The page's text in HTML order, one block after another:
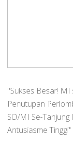
"Sukses Besar!
Penutupan
SD/MI Se-
Antusiasme Tinggi"